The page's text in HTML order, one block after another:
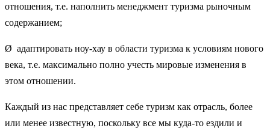
отношения, т.е. наполнить менеджмент туризма рыночным
содержанием;
Ø адаптировать ноу-хау в области туризма к условиям нового
века, т.е. максимально полно учесть мировые изменения в
этом отношении.
Каждый из нас представляет себе туризм как отрасль, более
или менее известную, поскольку все мы куда-то ездили и